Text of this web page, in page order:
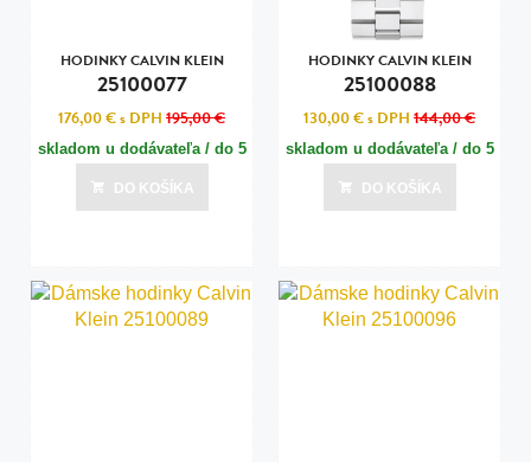
HODINKY CALVIN KLEIN
25100077
176,00 €s DPH 195,00 €
skladom u dodávateľa / do 5
dní
Posledná aktualizácia dnes o 11:00
DO KOŠÍKA
HODINKY CALVIN KLEIN
25100088
130,00 €s DPH 144,00 €
skladom u dodávateľa / do 5
dní
Posledná aktualizácia dnes o 11:00
DO KOŠÍKA